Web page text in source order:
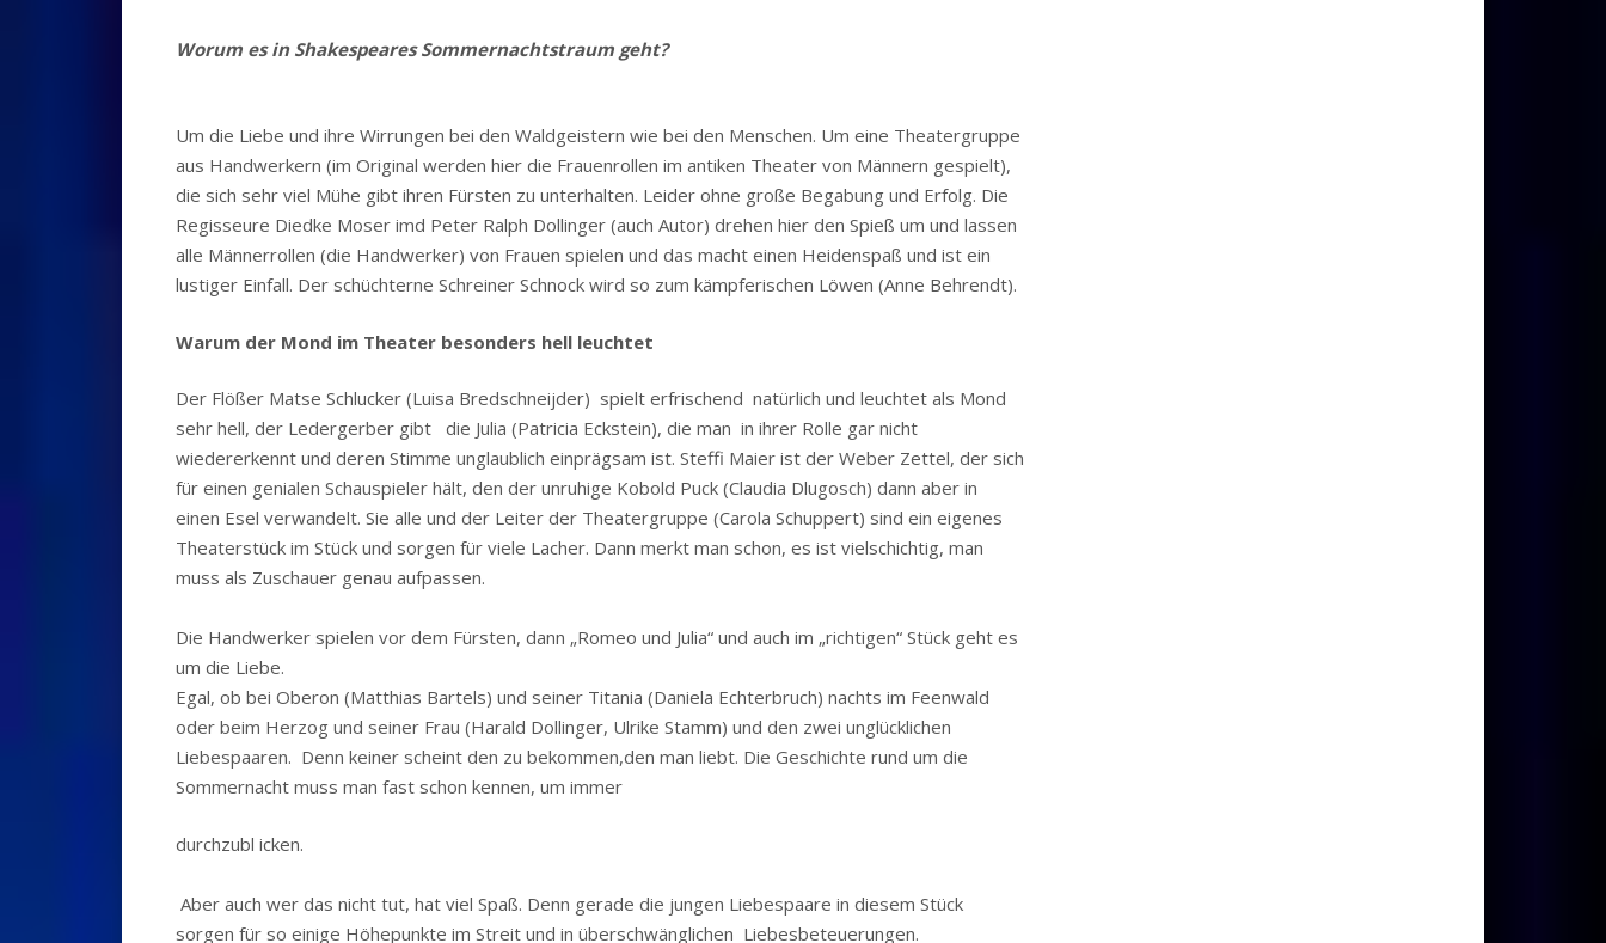
Worum es in Shakespeares Sommernachtstraum geht?
Um die Liebe und ihre Wirrungen bei den Waldgeistern wie bei den Menschen. Um eine Theatergruppe
aus Handwerkern (im Original werden hier die Frauenrollen im antiken Theater von Männern gespielt),
die sich sehr viel Mühe gibt ihren Fürsten zu unterhalten. Leider ohne große Begabung und Erfolg. Die
Regisseure Diedke Moser imd Peter Ralph Dollinger (auch Autor) drehen hier den Spieß um und lassen
alle Männerrollen (die Handwerker) von Frauen spielen und das macht einen Heidenspaß und ist ein
lustiger Einfall. Der schüchterne Schreiner Schnock wird so zum kämpferischen Löwen (Anne Behrendt).
Warum der Mond im Theater besonders hell leuchtet
Der Flößer Matse Schlucker (Luisa Bredschneijder) spielt erfrischend natürlich und leuchtet als Mond
sehr hell, der Ledergerber gibt die Julia (Patricia Eckstein), die man in ihrer Rolle gar nicht
wiedererkennt und deren Stimme unglaublich einprägsam ist. Steffi Maier ist der Weber Zettel, der sich
für einen genialen Schauspieler hält, den der unruhige Kobold Puck (Claudia Dlugosch) dann aber in
einen Esel verwandelt. Sie alle und der Leiter der Theatergruppe (Carola Schuppert) sind ein eigenes
Theaterstück im Stück und sorgen für viele Lacher. Dann merkt man schon, es ist vielschichtig, man
muss als Zuschauer genau aufpassen.
Die Handwerker spielen vor dem Fürsten, dann „Romeo und Julia“ und auch im „richtigen“ Stück geht es
um die Liebe.
Egal, ob bei Oberon (Matthias Bartels) und seiner Titania (Daniela Echterbruch) nachts im Feenwald
oder beim Herzog und seiner Frau (Harald Dollinger, Ulrike Stamm) und den zwei unglücklichen
Liebespaaren. Denn keiner scheint den zu bekommen,den man liebt. Die Geschichte rund um die
Sommernacht muss man fast schon kennen, um immer
durchzubl icken.
Aber auch wer das nicht tut, hat viel Spaß. Denn gerade die jungen Liebespaare in diesem Stück
sorgen für so einige Höhepunkte im Streit und in überschwänglichen Liebesbeteuerungen.